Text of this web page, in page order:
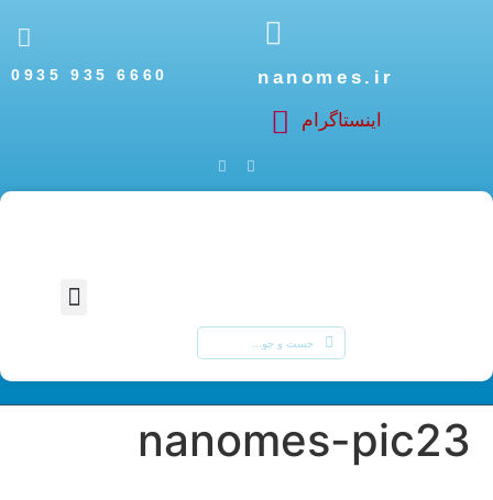
nanomes.ir
6660 935 0935
اینستاگرام
nanomes-pic23